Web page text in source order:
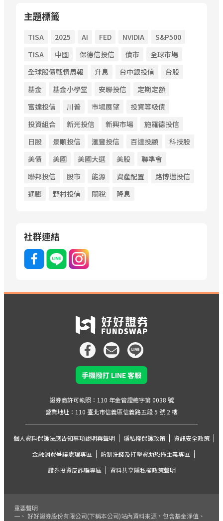
主題標籤
TISA 2025 AI FED NVIDIA
S&P500
TISA
中國 保德信投信 債市
全球市場
全球股債戰情周報
升息 台中銀投信
台股
基金
基金小學堂 安聯投信
定期定額
富達投信
川普 市場展望
投資等級債
投資組合
新光投信 新興市場
施羅德投信
日股
景順投信 滙豐投信 百達投顧
科技股
美債
美國 美國大選 美股
聯準會
聯邦投信
股市 能源 資產配置
路博邁投信
通膨
野村投信 關稅 降息
社群連結
手機撥打 LINE 客服
證券商許可執照：110 年金管證總字第 0038 號
個人資料保護法應告知事項說明與聲明 隱私權保護政策
資訊安全政策
金融消費爭議處理專區
防制洗錢及打擊資助恐怖主義專區
證券投資反詐騙專區
資料共享隱私權政策聲明
營業地址：110 臺北市信義區信義路五段 5 號 2 樓
重要聲明
一、 好好證券股份有限公司(下稱本公司)站內資料來源，包含基金淨值、